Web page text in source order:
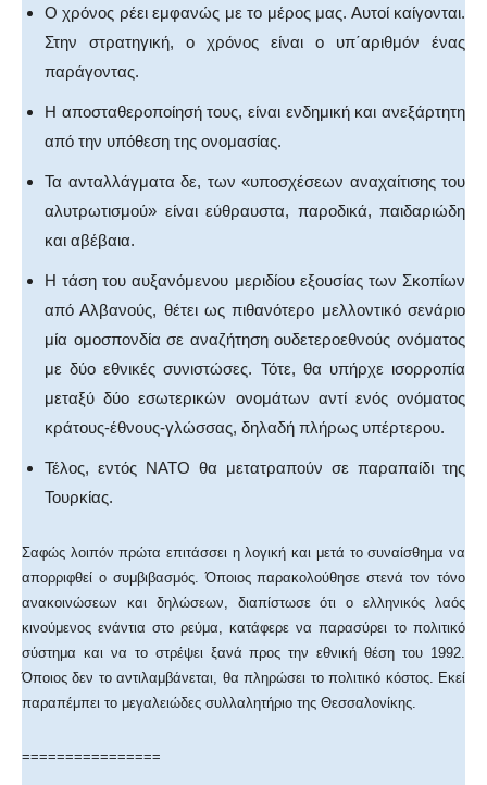
Ο χρόνος ρέει εμφανώς με το μέρος μας. Αυτοί καίγονται.
Στην στρατηγική, ο χρόνος είναι ο υπ΄αριθμόν ένας
παράγοντας.
Η αποσταθεροποίησή τους, είναι ενδημική και ανεξάρτητη
από την υπόθεση της ονομασίας.
Τα ανταλλάγματα δε, των «υποσχέσεων αναχαίτισης του
αλυτρωτισμού» είναι εύθραυστα, παροδικά, παιδαριώδη
και αβέβαια.
Η τάση του αυξανόμενου μεριδίου εξουσίας των Σκοπίων
από Αλβανούς, θέτει ως πιθανότερο μελλοντικό σενάριο
μία ομοσπονδία σε αναζήτηση ουδετεροεθνούς ονόματος
με δύο εθνικές συνιστώσες. Τότε, θα υπήρχε ισορροπία
μεταξύ δύο εσωτερικών ονομάτων αντί ενός ονόματος
κράτους-έθνους-γλώσσας, δηλαδή πλήρως υπέρτερου.
Τέλος, εντός ΝΑΤΟ θα μετατραπούν σε παραπαίδι της
Τουρκίας.
Σαφώς λοιπόν πρώτα επιτάσσει η λογική και μετά το συναίσθημα να
απορριφθεί ο συμβιβασμός. Όποιος παρακολούθησε στενά τον τόνο
ανακοινώσεων και δηλώσεων, διαπίστωσε ότι ο ελληνικός λαός
κινούμενος ενάντια στο ρεύμα, κατάφερε να παρασύρει το πολιτικό
σύστημα και να το στρέψει ξανά προς την εθνική θέση του 1992.
Όποιος δεν το αντιλαμβάνεται, θα πληρώσει το πολιτικό κόστος. Εκεί
παραπέμπει το μεγαλειώδες συλλαλητήριο της Θεσσαλονίκης.
================